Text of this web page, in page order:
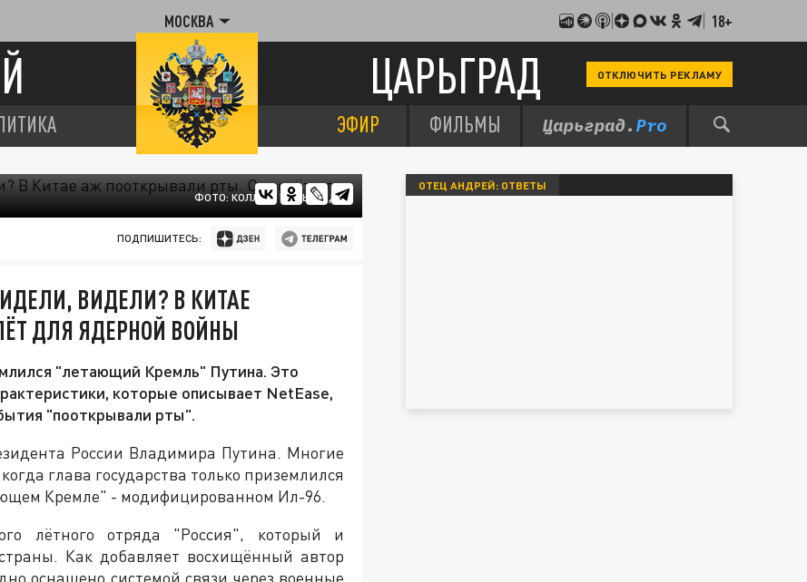
МОСКВА 18+
ЦАРЬГРАД ОТКЛЮЧИТЬ РЕКЛАМУ
ЭФИР ФИЛЬМЫ
ФОТО: КОЛЛАЖ ЦАРЬГРАДА
ПОДПИШИТЕСЬ:
ВИДЕЛИ? В КИТАЕ
ДЛЯ ЯДЕРНОЙ ВОЙНЫ
"летающий Кремль" Путина. Это
которые описывает NetEase,
"пооткрывали рты".
России Владимира Путина. Многие
глава государства только приземлился
Кремле" - модифицированном Ил-96.
лётного отряда "Россия", который и
Как добавляет восхищённый автор
оснащено системой связи через военные
ОТЕЦ АНДРЕЙ: ОТВЕТЫ